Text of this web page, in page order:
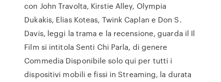
con John Travolta, Kirstie Alley, Olympia
Dukakis, Elias Koteas, Twink Caplan e Don S.
Davis, leggi la trama e la recensione, guarda il Il
Film si intitola Senti Chi Parla, di genere
Commedia Disponibile solo qui per tutti i
dispositivi mobili e fissi in Streaming, la durata